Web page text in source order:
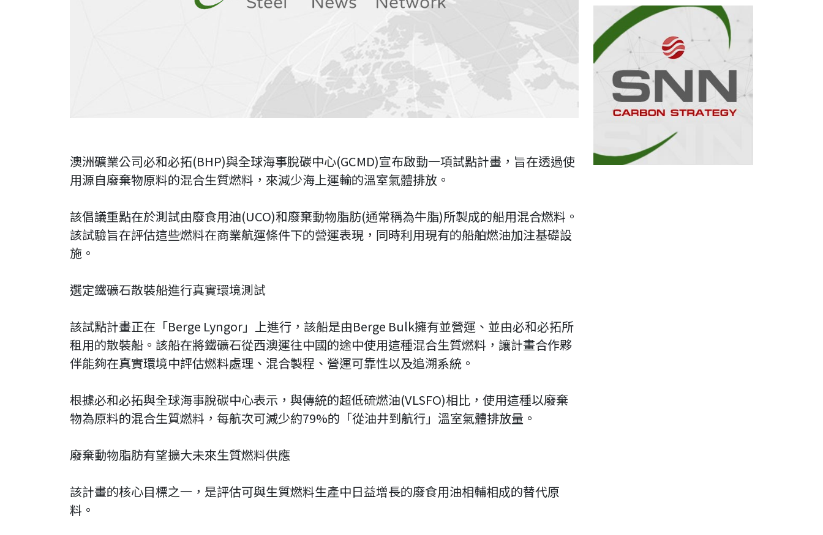
澳洲礦業公司必和必拓(BHP)與全球海事脫碳中心(GCMD)宣布啟動一項試點計畫，旨在透過使
用源自廢棄物原料的混合生質燃料，來減少海上運輸的溫室氣體排放。
該倡議重點在於測試由廢食用油(UCO)和廢棄動物脂肪(通常稱為牛脂)所製成的船用混合燃料。
該試驗旨在評估這些燃料在商業航運條件下的營運表現，同時利用現有的船舶燃油加注基礎設
施。
選定鐵礦石散裝船進行真實環境測試
該試點計畫正在「Berge Lyngor」上進行，該船是由Berge Bulk擁有並營運、並由必和必拓所
租用的散裝船。該船在將鐵礦石從西澳運往中國的途中使用這種混合生質燃料，讓計畫合作夥
伴能夠在真實環境中評估燃料處理、混合製程、營運可靠性以及追溯系統。
根據必和必拓與全球海事脫碳中心表示，與傳統的超低硫燃油(VLSFO)相比，使用這種以廢棄
物為原料的混合生質燃料，每航次可減少約79%的「從油井到航行」溫室氣體排放量。
廢棄動物脂肪有望擴大未來生質燃料供應
該計畫的核心目標之一，是評估可與生質燃料生產中日益增長的廢食用油相輔相成的替代原
料。